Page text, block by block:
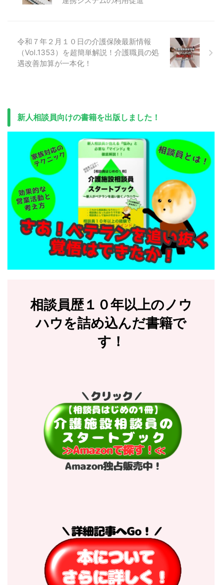
令和７年２月１０日の介護保険最新情報
（Vol.1353）を超簡単解説！介護職員の処
遇改善加算が一本化！
新人相談員向けの書籍を出版しました！
相談員歴１０年以上のノウ
ハウを詰め込んだ書籍で
す！